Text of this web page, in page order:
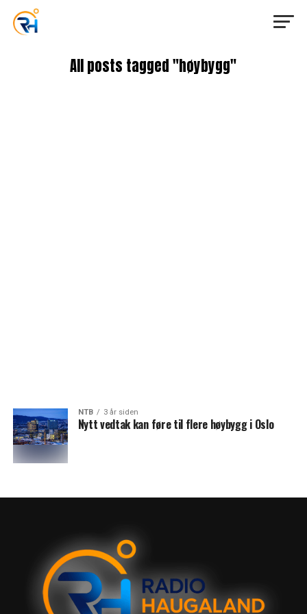
All posts tagged "høybygg"
NTB 3 år siden
Nytt vedtak kan føre til flere høybygg i Oslo